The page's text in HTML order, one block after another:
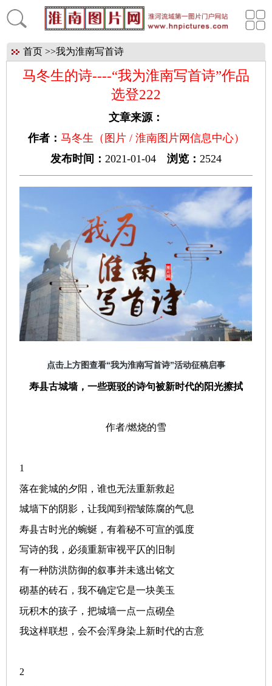
首页>>我为淮南写首诗
马冬生的诗----“我为淮南写首诗”作品
选登222
文章来源：
作者： 马冬生（图片 / 淮南图片网信息中心）
发布时间： 2021-01-04 浏览： 2524
点击上方图查看“我为淮南写首诗”活动征稿启事
寿县古城墙，一些斑驳的诗句被新时代的阳光擦拭
作者/燃烧的雪
1
落在瓮城的夕阳，谁也无法重新救起
城墙下的阴影，让我闻到褶皱陈腐的气息
寿县古时光的蜿蜒，有着秘不可宣的弧度
写诗的我，必须重新审视平仄的旧制
有一种防洪防御的叙事并未逃出铭文
砌基的砖石，我不确定它是一块美玉
玩积木的孩子，把城墙一点一点砌垒
我这样联想，会不会浑身染上新时代的古意
2